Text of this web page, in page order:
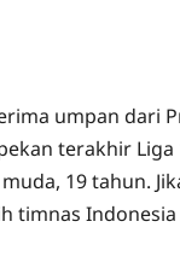
umpan dari
terakhir Liga
19 tahun.
Indonesia